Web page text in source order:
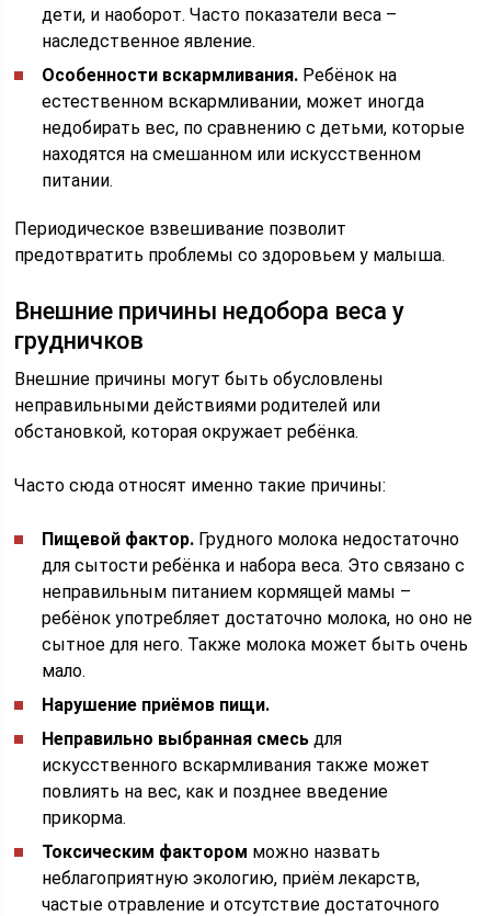
дети, и наоборот. Часто показатели веса –
наследственное явление.
Особенности вскармливания. Ребёнок на
естественном вскармливании, может иногда
недобирать вес, по сравнению с детьми, которые
находятся на смешанном или искусственном
питании.
Периодическое взвешивание позволит
предотвратить проблемы со здоровьем у малыша.
Внешние причины недобора веса у
грудничков
Внешние причины могут быть обусловлены
неправильными действиями родителей или
обстановкой, которая окружает ребёнка.
Часто сюда относят именно такие причины:
Пищевой фактор. Грудного молока недостаточно
для сытости ребёнка и набора веса. Это связано с
неправильным питанием кормящей мамы –
ребёнок употребляет достаточно молока, но оно не
сытное для него. Также молока может быть очень
мало.
Нарушение приёмов пищи.
Неправильно выбранная смесь для
искусственного вскармливания также может
повлиять на вес, как и позднее введение
прикорма.
Токсическим фактором можно назвать
неблагоприятную экологию, приём лекарств,
частые отравление и отсутствие достаточного